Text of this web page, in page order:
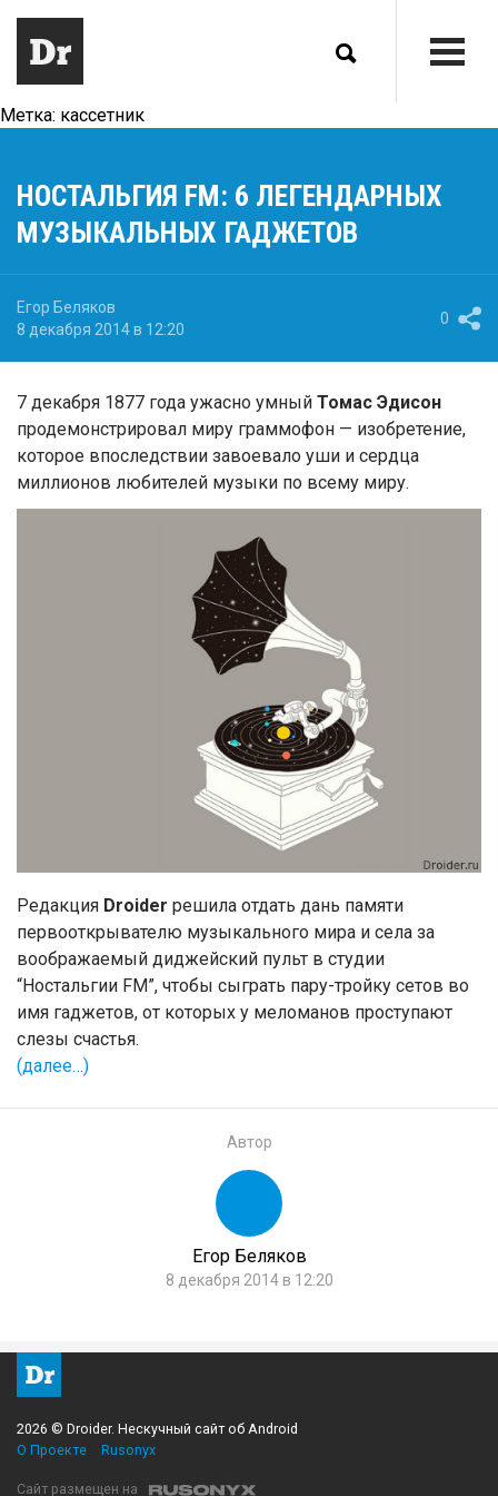
Метка: кассетник
НОСТАЛЬГИЯ FM: 6 ЛЕГЕНДАРНЫХ
МУЗЫКАЛЬНЫХ ГАДЖЕТОВ
Егор Беляков
8 декабря 2014 в 12:20
0
7 декабря 1877 года ужасно умный Томас Эдисон
продемонстрировал миру граммофон — изобретение,
которое впоследствии завоевало уши и сердца
миллионов любителей музыки по всему миру.
Редакция Droider решила отдать дань памяти
первооткрывателю музыкального мира и села за
воображаемый диджейский пульт в студии
“Ностальгии FM”, чтобы сыграть пару-тройку сетов во
имя гаджетов, от которых у меломанов проступают
слезы счастья.
(далее…)
Автор
Егор Беляков
8 декабря 2014 в 12:20
2026 © Droider. Нескучный сайт об Android
О Проекте
Rusonyx
Сайт размещен на